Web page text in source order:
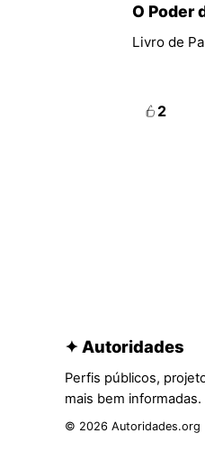
O Poder
Livro de
2
✦ Autoridades
Perfis públicos,
mais bem informadas.
© 2026 Autoridades.org